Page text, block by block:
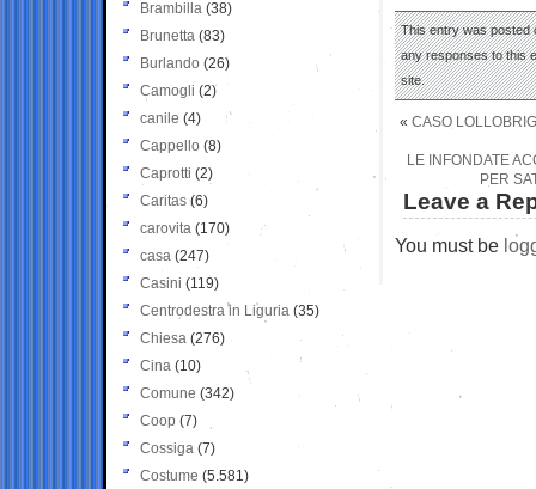
This entry was posted
any responses to this
site.
« CASO
LE INFONDATE
PER
Leave a
You must be
Brambilla (38)
Brunetta (83)
Burlando (26)
Camogli (2)
canile (4)
Cappello (8)
Caprotti (2)
Caritas (6)
carovita (170)
casa (247)
Casini (119)
Centrodestra in Liguria (35)
Chiesa (276)
Cina (10)
Comune (342)
Coop (7)
Cossiga (7)
Costume (5.581)